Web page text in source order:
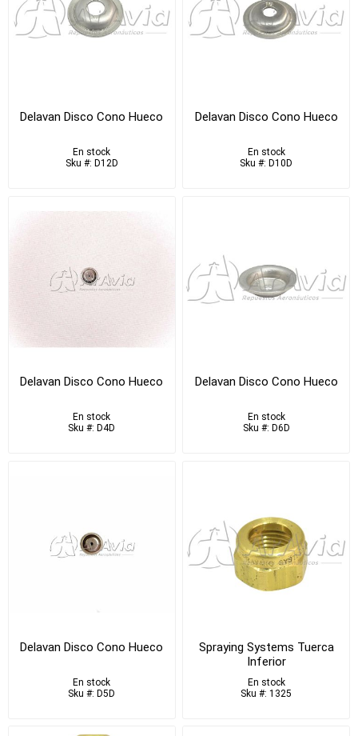
Delavan Disco Cono Hueco
En stock
Sku #: D12D
Delavan Disco Cono Hueco
En stock
Sku #: D10D
Delavan Disco Cono Hueco
En stock
Sku #: D4D
Delavan Disco Cono Hueco
En stock
Sku #: D6D
Delavan Disco Cono Hueco
En stock
Sku #: D5D
Spraying Systems Tuerca
Inferior
En stock
Sku #: 1325